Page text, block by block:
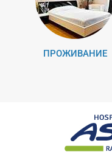
ПРОЖИВАНИЕ